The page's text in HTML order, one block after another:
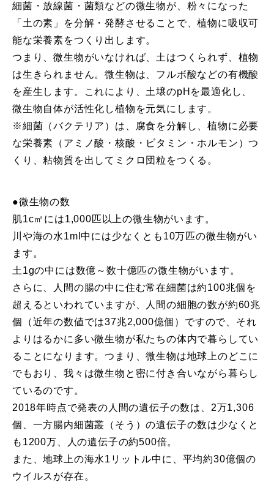
細菌・放線菌・菌類などの微生物が、粉々になった
「土の素」を分解・発酵させることで、植物に吸収可
能な栄養素をつくり出します。
つまり、微生物がいなければ、土はつくられず、植物
は生きられません。微生物は、フルボ酸などの有機酸
を産生します。これにより、土壌のpHを最適化し、
微生物自体が活性化し植物を元気にします。
※細菌（バクテリア）は、腐食を分解し、植物に必要
な栄養素（アミノ酸・核酸・ビタミン・ホルモン）つ
くり、粘物質を出してミクロ団粒をつくる。
●微生物の数
肌1c㎡には1,000匹以上の微生物がいます。
川や海の水1ml中には少なくとも10万匹の微生物がい
ます。
土1gの中には数億～数十億匹の微生物がいます。
さらに、人間の腸の中に住む常在細菌は約100兆個を
超えるといわれていますが、人間の細胞の数が約60兆
個（近年の数値では37兆2,000億個）ですので、それ
よりはるかに多い微生物が私たちの体内で暮らしてい
ることになります。つまり、微生物は地球上のどこに
でもおり、我々は微生物と密に付き合いながら暮らし
ているのです。
2018年時点で発表の人間の遺伝子の数は、2万1,306
個、一方腸内細菌叢（そう）の遺伝子の数は少なくと
も1200万、人の遺伝子の約500倍。
また、地球上の海水1リットル中に、平均約30億個の
ウイルスが存在。